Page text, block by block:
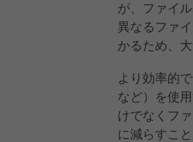
が、ファイ
異なるファ
かるため、
より効率的
など）を使
けでなくフ
に減らすこ